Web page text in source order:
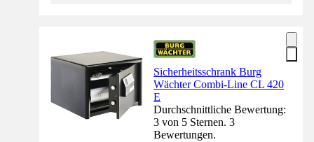
Sicherheitsschrank Burg
Wächter Combi-Line CL 420
E
Durchschnittliche Bewertung:
3 von 5 Sternen. 3
Bewertungen.